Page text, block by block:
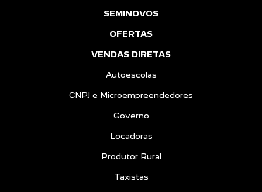
SEMINOVOS
OFERTAS
VENDAS DIRETAS
Autoescolas
CNPJ e Microempreendedores
Governo
Locadoras
Produtor Rural
Taxistas